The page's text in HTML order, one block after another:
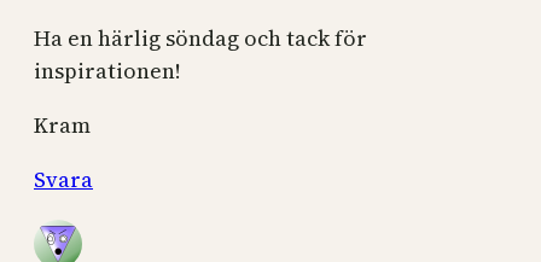
Ha en härlig söndag och tack för
inspirationen!
Kram
Svara